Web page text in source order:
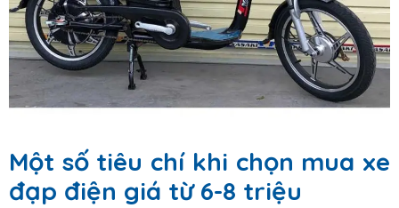
Một số tiêu chí khi chọn mua xe
đạp điện giá từ 6-8 triệu